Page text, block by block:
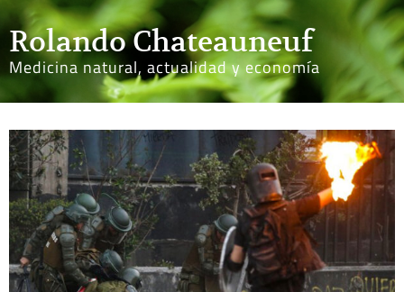
Rolando Chateauneuf
Medicina natural, actualidad y economía